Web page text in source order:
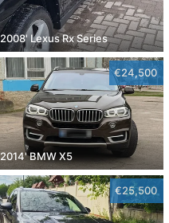
2008' Lexus Rx Series
€24,500
2014' BMW X5
€25,500